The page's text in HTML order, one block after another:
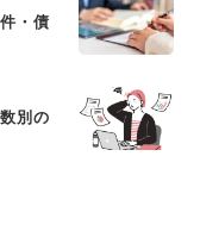
・債
別の